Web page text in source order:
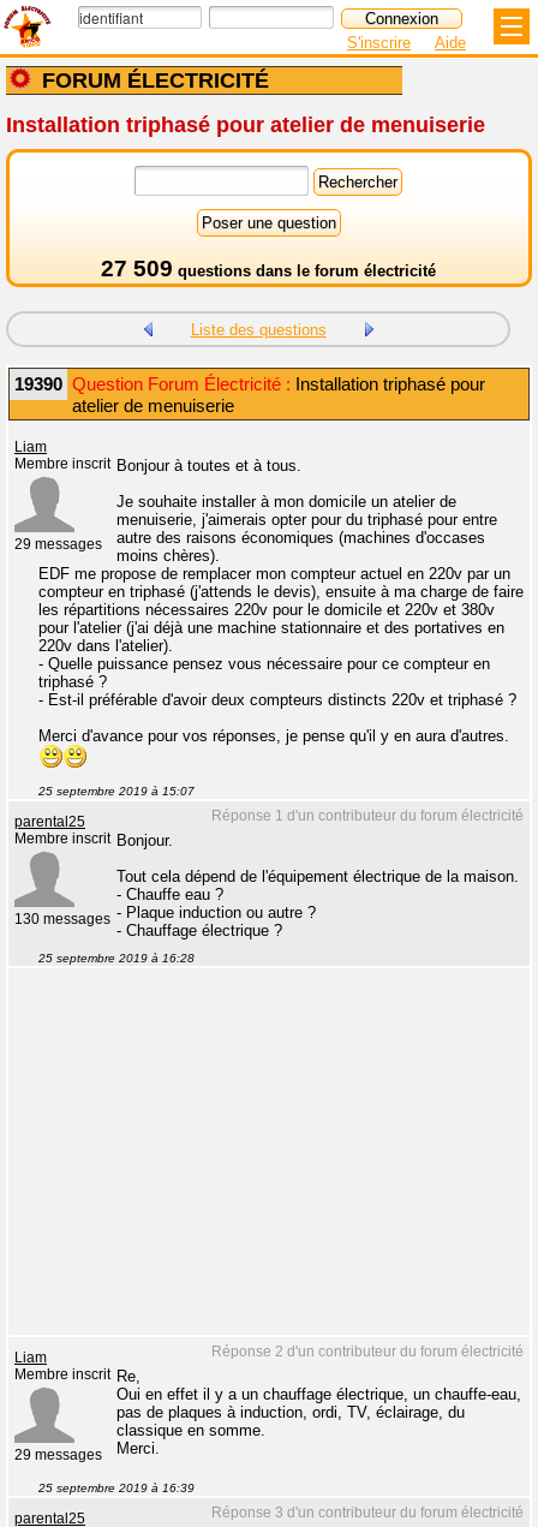
FORUM ÉLECTRICITÉ
S'inscrire Aide
Installation triphasé pour atelier de menuiserie
27 509 questions dans le forum électricité
Liste des questions
19390 Question Forum Électricité : Installation triphasé pour
atelier de menuiserie
Liam
Membre inscrit
29 messages
Bonjour à toutes et à tous.
Je souhaite installer à mon domicile un atelier de
menuiserie, j'aimerais opter pour du triphasé pour entre
autre des raisons économiques (machines d'occases
moins chères).
EDF me propose de remplacer mon compteur actuel en 220v par un
compteur en triphasé (j'attends le devis), ensuite à ma charge de faire
les répartitions nécessaires 220v pour le domicile et 220v et 380v
pour l'atelier (j'ai déjà une machine stationnaire et des portatives en
220v dans l'atelier).
- Quelle puissance pensez vous nécessaire pour ce compteur en
triphasé ?
- Est-il préférable d'avoir deux compteurs distincts 220v et triphasé ?
Merci d'avance pour vos réponses, je pense qu'il y en aura d'autres.
25 septembre 2019 à 15:07
Réponse 1 d'un contributeur du forum électricité
parental25
Membre inscrit
130 messages
Bonjour.
Tout cela dépend de l'équipement électrique de la maison.
- Chauffe eau ?
- Plaque induction ou autre ?
- Chauffage électrique ?
25 septembre 2019 à 16:28
Réponse 2 d'un contributeur du forum électricité
Liam
Membre inscrit
29 messages
Re,
Oui en effet il y a un chauffage électrique, un chauffe-eau,
pas de plaques à induction, ordi, TV, éclairage, du
classique en somme.
Merci.
25 septembre 2019 à 16:39
Réponse 3 d'un contributeur du forum électricité
parental25